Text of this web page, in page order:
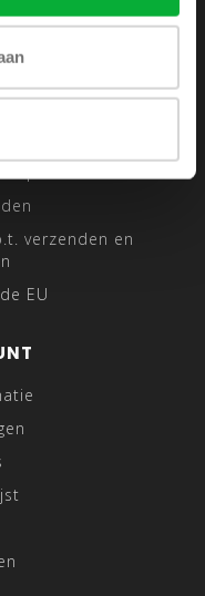
verzenden en
EU